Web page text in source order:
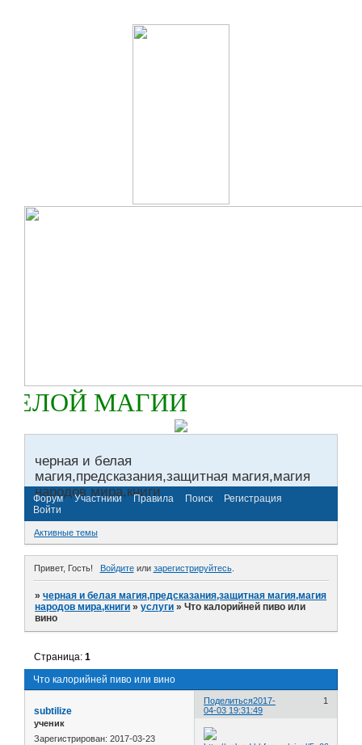
МАГИИ
черная и белая
магия,предсказания,защитная магия,магия
народов мира,книги
Форум Участники Правила Поиск
Регистрация
Войти
Активные темы
Привет, Гость! Войдитеили зарегистрируйтесь.
»черная и белая магия,предсказания,защитная магия,магия
народов мира,книги »услуги »Что калорийней пиво или
вино
Что калорийней пиво или вино
Страница:1
Поделиться 1
2017-
04-03 19:31:49
subtilize
ученик
Зарегистрирован: 2017-03-23